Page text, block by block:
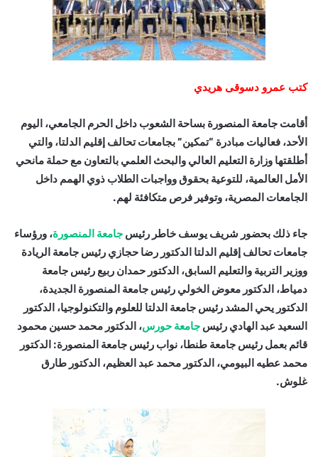
كتب عمرو دسوقى هريدي
أقامت جامعة المنصورة بساحة الشعوب داخل الحرم الجامعي، اليوم
الأحد، فعاليات مبادرة “تمكين” بجامعات تحالف إقليم الدلتا، والتي
أطلقتها وزارة التعليم العالي والبحث العلمي بالتعاون مع حملة مانحي
الأمل العالمية، للتوعية بحقوق وواجبات الطلاب ذوي الهمم داخل
الجامعات المصرية، وتوفير فرص متكافئة لهم.
جاء ذلك بحضور شريف يوسف خاطر رئيس جامعة المنصورة، ورؤساء
جامعات تحالف إقليم الدلتا الدكتور رضا حجازي رئيس جامعة الريادة
ووزير التربية والتعليم السابق، الدكتور حمدان ربيع رئيس جامعة
دمياط، الدكتور معوض الخولي رئيس جامعة المنصورة الجديدة،
الدكتور يحي المشد رئيس جامعة الدلتا للعلوم والتكنولوجيا، الدكتور
السعيد عبد الهادي رئيس جامعة حورس، الدكتور محمد حسين محمود
قائم بعمل رئيس جامعة طنطا، نواب رئيس جامعة المنصورة: الدكتور
محمد عطيه البيومي، الدكتور محمد عبد العظيم، الدكتور طارق
غلوش.